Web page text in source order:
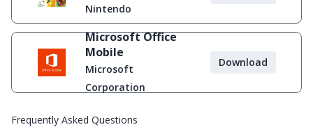
Nintendo
Microsoft Office
Mobile
Microsoft
Corporation
Download
Frequently Asked Questions